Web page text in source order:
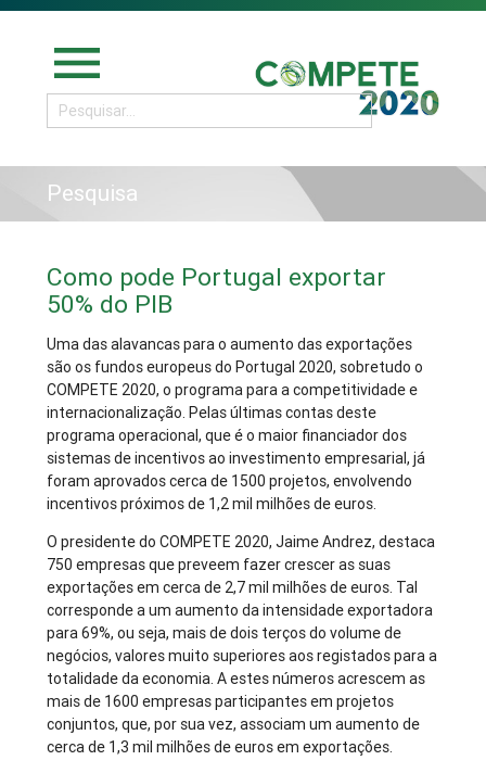
menu
Pesquisa
Como pode Portugal exportar
50% do PIB
Uma das alavancas para o aumento das exportações
são os fundos europeus do Portugal 2020, sobretudo o
COMPETE 2020, o programa para a competitividade e
internacionalização. Pelas últimas contas deste
programa operacional, que é o maior financiador dos
sistemas de incentivos ao investimento empresarial, já
foram aprovados cerca de 1500 projetos, envolvendo
incentivos próximos de 1,2 mil milhões de euros.
O presidente do COMPETE 2020, Jaime Andrez, destaca
750 empresas que preveem fazer crescer as suas
exportações em cerca de 2,7 mil milhões de euros. Tal
corresponde a um aumento da intensidade exportadora
para 69%, ou seja, mais de dois terços do volume de
negócios, valores muito superiores aos registados para a
totalidade da economia. A estes números acrescem as
mais de 1600 empresas participantes em projetos
conjuntos, que, por sua vez, associam um aumento de
cerca de 1,3 mil milhões de euros em exportações.